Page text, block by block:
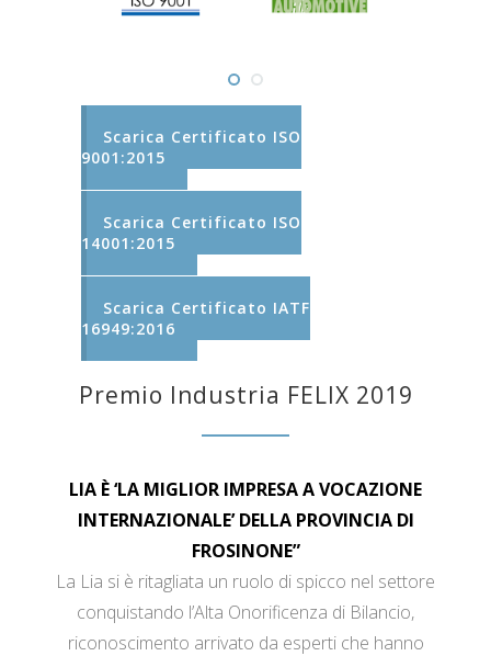
Scarica Certificato ISO
9001:2015
Scarica Certificato ISO
14001:2015
Scarica Certificato IATF
16949:2016
Premio Industria FELIX 2019
LIA È ‘LA MIGLIOR IMPRESA A VOCAZIONE
INTERNAZIONALE’ DELLA PROVINCIA DI
FROSINONE”
La Lia si è ritagliata un ruolo di spicco nel settore
conquistando l’Alta Onorificenza di Bilancio,
riconoscimento arrivato da esperti che hanno